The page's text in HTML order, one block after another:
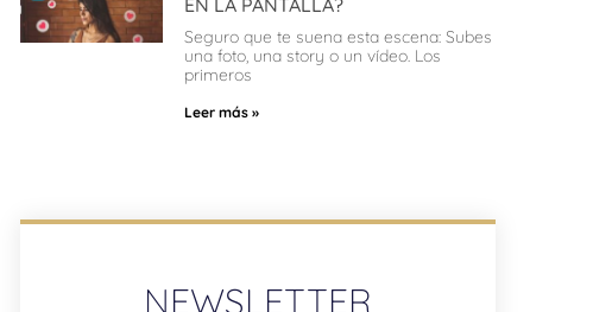
EN LA PANTALLA?
Seguro que te suena esta escena: Subes
una foto, una story o un vídeo. Los
primeros
Leer más »
NEWSLETTER